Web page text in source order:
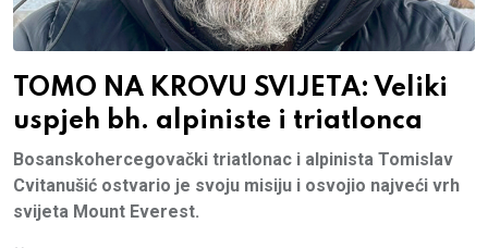
TOMO NA KROVU SVIJETA: Veliki
uspjeh bh. alpiniste i triatlonca
Bosanskohercegovački triatlonac i alpinista Tomislav
Cvitanušić ostvario je svoju misiju i osvojio najveći vrh
svijeta Mount Everest.